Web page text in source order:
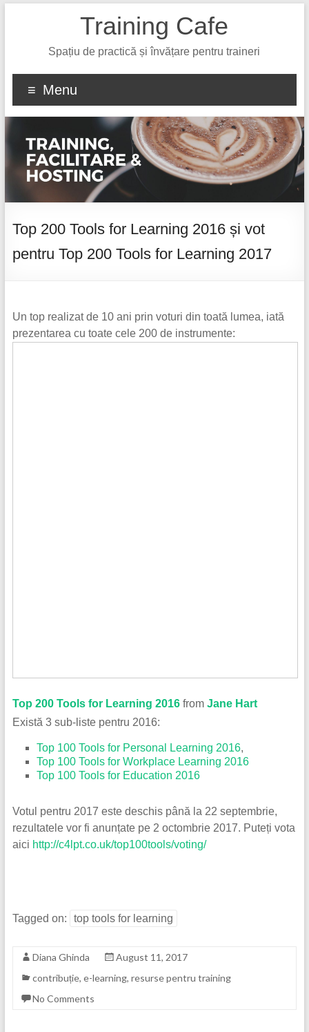
Training Cafe
Spațiu de practică și învățare pentru traineri
Menu
Top 200 Tools for Learning 2016 și vot
pentru Top 200 Tools for Learning 2017
Un top realizat de 10 ani prin voturi din toată lumea, iată
prezentarea cu toate cele 200 de instrumente:
Top 200 Tools for Learning 2016 from Jane Hart
Există 3 sub-liste pentru 2016:
Top 100 Tools for Personal Learning 2016,
Top 100 Tools for Workplace Learning 2016
Top 100 Tools for Education 2016
Votul pentru 2017 este deschis până la 22 septembrie,
rezultatele vor fi anunțate pe 2 octombrie 2017. Puteți vota
aici http://c4lpt.co.uk/top100tools/voting/
Tagged on: top tools for learning
Diana Ghinda
August 11, 2017
contribuție, e-learning, resurse pentru training
No Comments